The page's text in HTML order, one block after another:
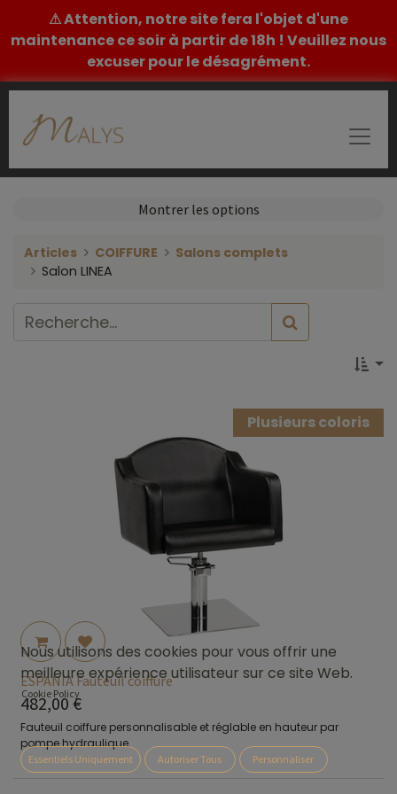
⚠ Attention, notre site fera l'objet d'une
maintenance ce soir à partir de 18h ! Veuillez nous
excuser pour le désagrément.
Montrer les options
Articles COIFFURE
Salons complets
Salon LINEA
ESPANIA Fauteuil coiffure
482,00€
Fauteuil coiffure personnalisable et réglable en hauteur par
pompe hydraulique.
Fabrication sous 4 à 5 semaines
Plusieurs coloris
Nous utilisons des cookies pour vous offrir une
meilleure expérience utilisateur sur ce site Web.
Cookie Policy
Essentiels Uniquement Autoriser Tous Personnaliser